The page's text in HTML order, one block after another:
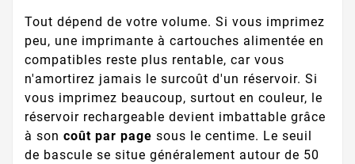
Tout dépend de votre volume. Si vous imprimez
peu, une imprimante à cartouches alimentée en
compatibles reste plus rentable, car vous
n'amortirez jamais le surcoût d'un réservoir. Si
vous imprimez beaucoup, surtout en couleur, le
réservoir rechargeable devient imbattable grâce
à son coût par page sous le centime. Le seuil
de bascule se situe généralement autour de 50